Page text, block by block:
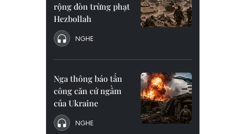
rộng đòn trừng phạt
Hezbollah
NGHE
Nga thông báo tấn
công căn cứ ngầm
của Ukraine
NGHE